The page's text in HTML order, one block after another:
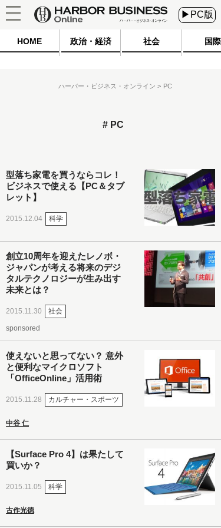
▶PC版
HOME 政治・経済 社会 国際
ハーバー・ビジネス・オンライン PC
PC
型落ち家電を買うならコレ！
ビジネスで使える【PC＆タブ
レット】
2015.12.04 科学
創立10周年を迎えたレノボ・
ジャパンが考える将来のデジ
タルテクノロジーが生み出す
未来とは？
2015.11.30 社会
sponsored
使えないと思ってない？ 意外
と便利なマイクロソフト
「OfficeOnline」活用術
2015.11.28 カルチャー・スポーツ
中谷 仁
【Surface Pro 4】は果たして
買いか？
2015.11.05 科学
古作光徳